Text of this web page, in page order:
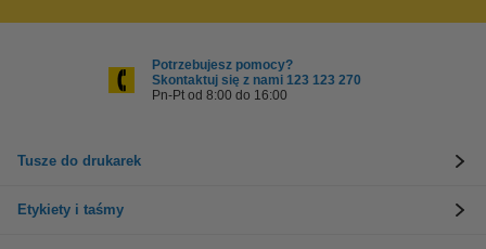
Potrzebujesz pomocy?
Skontaktuj się z nami 123 123 270
Pn-Pt od 8:00 do 16:00
Tusze do drukarek
Etykiety i taśmy